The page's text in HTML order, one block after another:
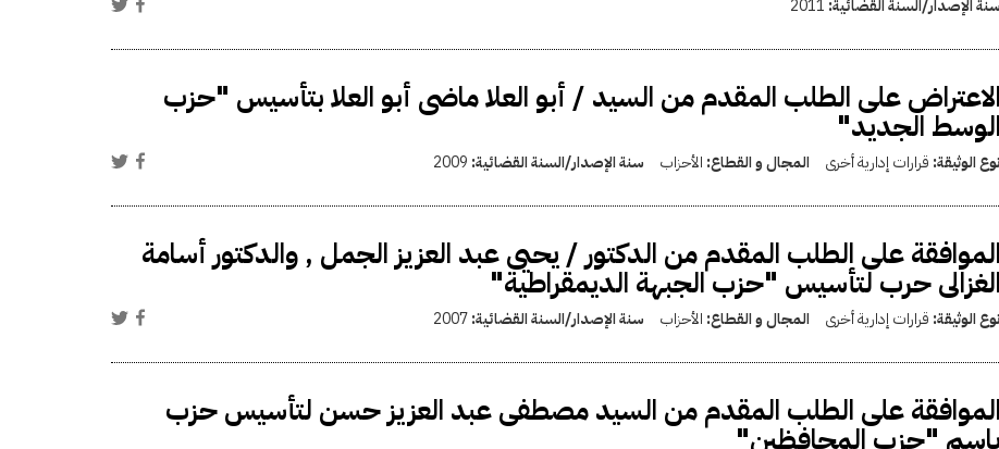
سنة الإصدار/السنة القضائية: 2011
الاعتراض على الطلب المقدم من السيد / أبو العلا ماضى أبو العلا بتأسيس "حزب
الوسط الجديد"
الوثيقة: قرارات إدارية أخرى المجال و القطاع: الأحزاب سنة الإصدار/السنة القضائية: 2009
الموافقة على الطلب المقدم من الدكتور / يحيى عبد العزيز الجمل , والدكتور أسامة
الغزالى حرب لتأسيس "حزب الجبهة الديمقراطية"
الوثيقة: قرارات إدارية أخرى المجال و القطاع: الأحزاب سنة الإصدار/السنة القضائية:2007
الموافقة على الطلب المقدم من السيد مصطفى عبد العزيز حسن لتأسيس حزب
باسم "حزب المحافظين"